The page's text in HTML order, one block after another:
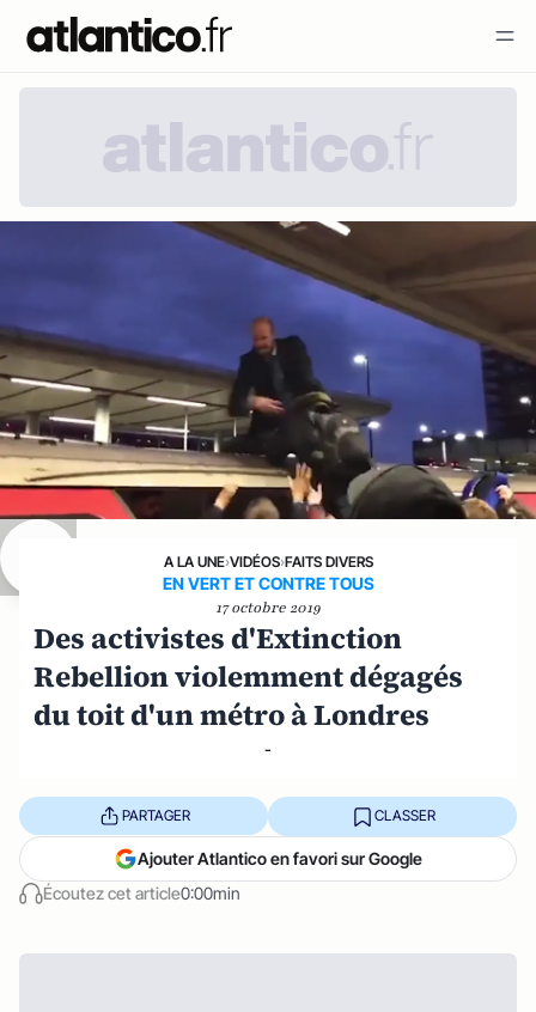
A LA UNE›VIDÉOS›FAITS DIVERS
EN VERT ET CONTRE TOUS
17 octobre 2019
Des activistes d'Extinction
Rebellion violemment dégagés
du toit d'un métro à Londres
-
Écoutez cet article0:00min
PARTAGER CLASSER
Ajouter Atlantico en favori sur Google